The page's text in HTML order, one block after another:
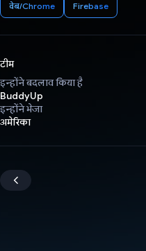
वेब/Chrome Firebase
टीम
इन्होंने बदलाव किया है
BuddyUp
इन्होंने भेजा
अमेरिका